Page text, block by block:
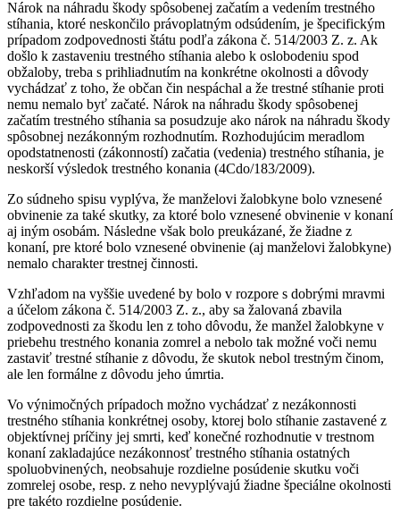
Nárok na náhradu škody spôsobenej začatím a vedením trestného
stíhania, ktoré neskončilo právoplatným odsúdením, je špecifickým
prípadom zodpovednosti štátu podľa zákona č. 514/2003 Z. z. Ak
došlo k zastaveniu trestného stíhania alebo k oslobodeniu spod
obžaloby, treba s prihliadnutím na konkrétne okolnosti a dôvody
vychádzať z toho, že občan čin nespáchal a že trestné stíhanie proti
nemu nemalo byť začaté. Nárok na náhradu škody spôsobenej
začatím trestného stíhania sa posudzuje ako nárok na náhradu škody
spôsobnej nezákonným rozhodnutím. Rozhodujúcim meradlom
opodstatnenosti (zákonností) začatia (vedenia) trestného stíhania, je
neskorší výsledok trestného konania (4Cdo/183/2009).
Zo súdneho spisu vyplýva, že manželovi žalobkyne bolo vznesené
obvinenie za také skutky, za ktoré bolo vznesené obvinenie v konaní
aj iným osobám. Následne však bolo preukázané, že žiadne z
konaní, pre ktoré bolo vznesené obvinenie (aj manželovi žalobkyne)
nemalo charakter trestnej činnosti.
Vzhľadom na vyššie uvedené by bolo v rozpore s dobrými mravmi
a účelom zákona č. 514/2003 Z. z., aby sa žalovaná zbavila
zodpovednosti za škodu len z toho dôvodu, že manžel žalobkyne v
priebehu trestného konania zomrel a nebolo tak možné voči nemu
zastaviť trestné stíhanie z dôvodu, že skutok nebol trestným činom,
ale len formálne z dôvodu jeho úmrtia.
Vo výnimočných prípadoch možno vychádzať z nezákonnosti
trestného stíhania konkrétnej osoby, ktorej bolo stíhanie zastavené z
objektívnej príčiny jej smrti, keď konečné rozhodnutie v trestnom
konaní zakladajúce nezákonnosť trestného stíhania ostatných
spoluobvinených, neobsahuje rozdielne posúdenie skutku voči
zomrelej osobe, resp. z neho nevyplývajú žiadne špeciálne okolnosti
pre takéto rozdielne posúdenie.